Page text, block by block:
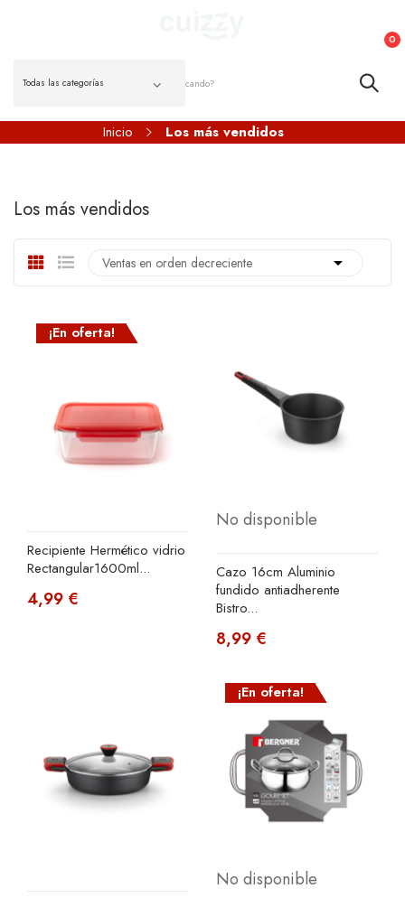
0
Inicio Los más vendidos
Los más vendidos
Ventas en orden decreciente 
¡En oferta!
Recipiente Hermético vidrio
Rectangular1600ml...
4,99 €
No disponible
Cazo 16cm Aluminio
fundido antiadherente
Bistro...
8,99 €
¡En oferta!
No disponible